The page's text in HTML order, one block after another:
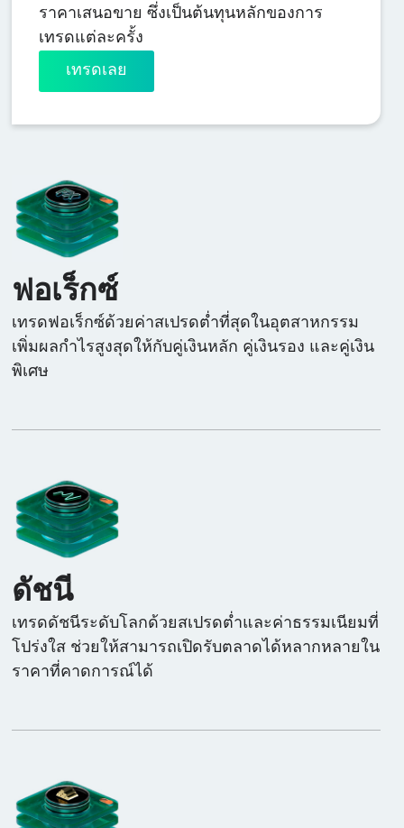
ราคาเสนอขาย ซึ่งเป็นต้นทุนหลักของการ
เทรดแต่ละครั้ง
เทรดเลย
ฟอเร็กซ์
เทรดฟอเร็กซ์ด้วยค่าสเปรดต่ำที่สุดในอุตสาหกรรม
เพิ่มผลกำไรสูงสุดให้กับคู่เงินหลัก คู่เงินรอง และคู่เงิน
พิเศษ
ดัชนี
เทรดดัชนีระดับโลกด้วยสเปรดต่ำและค่าธรรมเนียมที่
โปร่งใส ช่วยให้สามารถเปิดรับตลาดได้หลากหลายใน
ราคาที่คาดการณ์ได้